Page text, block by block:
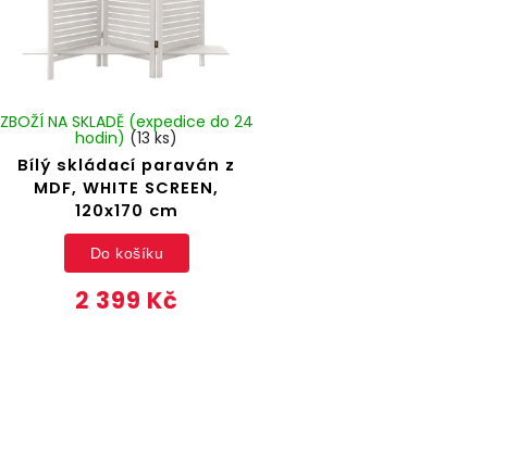
Bílý skládací paraván z
MDF, WHITE SCREEN,
120x170 cm
ZBOŽÍ NA SKLADĚ (expedice do 24
hodin) (13 ks)
2 399 Kč
Do košíku